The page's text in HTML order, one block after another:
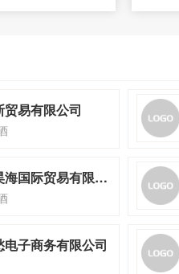
贸易有限公司
北京时代昊海国际贸易有限公司
子商务有限公司